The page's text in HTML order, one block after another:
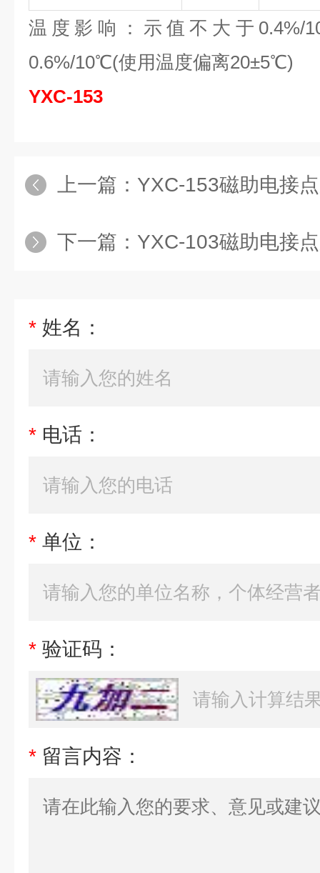
温度影响：示值不大于
0.6%/10℃(使用温度偏离20±5℃)
YXC-153
上一篇： YXC-153磁助电接点压
下一篇： YXC-103磁助电接点压
* 姓名：
* 电话：
* 单位：
* 验证码：
* 留言内容：